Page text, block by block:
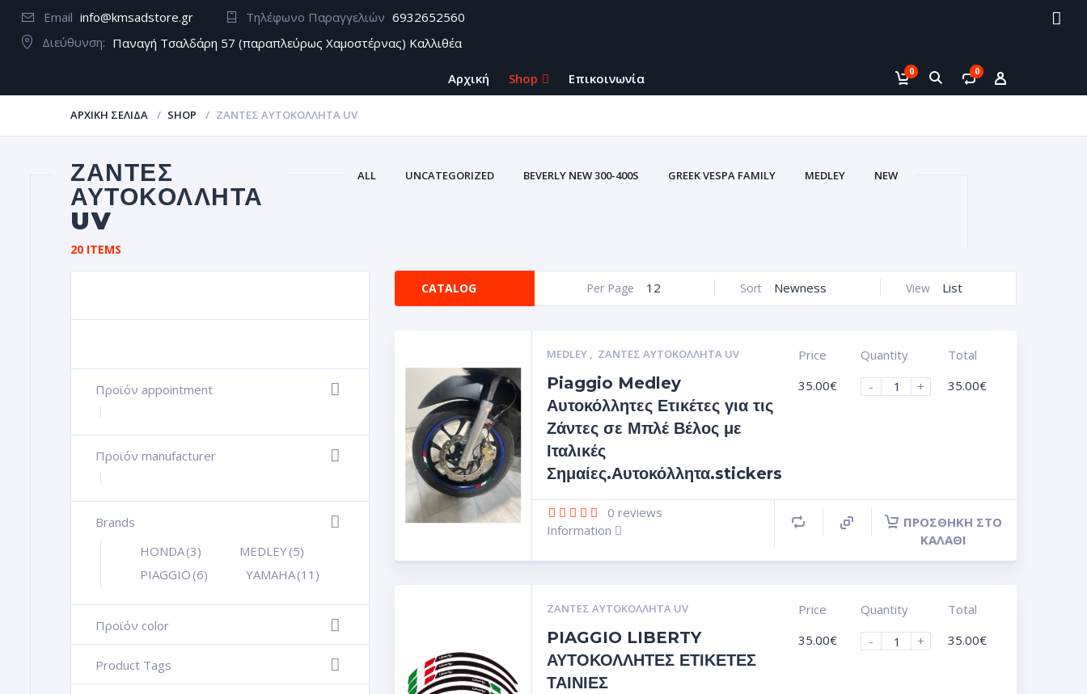
Email info@kmsadstore.gr Τηλέφωνο Παραγγελιών 6932652560
Διεύθυνση: Παναγή Τσαλδάρη 57 (παραπλεύρως Χαμοστέρνας) Καλλιθέα
Αρχική Shop Επικοινωνία 0 0
ΑΡΧΙΚΉ ΣΕΛΊΔΑ SHOP ΖΆΝΤΕΣ ΑΥΤΟΚΌΛΛΗΤΑ UV
ΖΆΝΤΕΣ
ΑΥΤΟΚΌΛΛΗΤΑ
UV
ALL UNCATEGORIZED BEVERLY NEW 300-400S GREEK VESPA FAMILY MEDLEY
NEW
20 ITEMS
Προϊόν appointment
+
Προϊόν manufacturer
+
Brands
+
HONDA(3) MEDLEY(5)
PIAGGIO (6) YAMAHA(11)
Προϊόν color
-
Product Tags
-
CATALOG View List
Sort Newness
Per Page 12
MEDLEY , ΖΆΝΤΕΣ ΑΥΤΟΚΌΛΛΗΤΑ UV
Piaggio Medley
Αυτοκόλλητες Ετικέτες για τις
Ζάντες σε Μπλέ Βέλος με
Ιταλικές
Σημαίες.Αυτοκόλλητα.stickers
Price
35.00€
Quantity
-
+
Total
35.00€
0 reviews
Information
ΠΡΟΣΘΉΚΗ ΣΤΟ
ΚΑΛΆΘΙ
ΖΆΝΤΕΣ ΑΥΤΟΚΌΛΛΗΤΑ UV
PIAGGIO LIBERTY
ΑΥΤΟΚΟΛΛΗΤΕΣ ΕΤΙΚΕΤΕΣ
ΤΑΙΝΙΕΣ
Price
35.00€
Quantity
-
+
Total
35.00€